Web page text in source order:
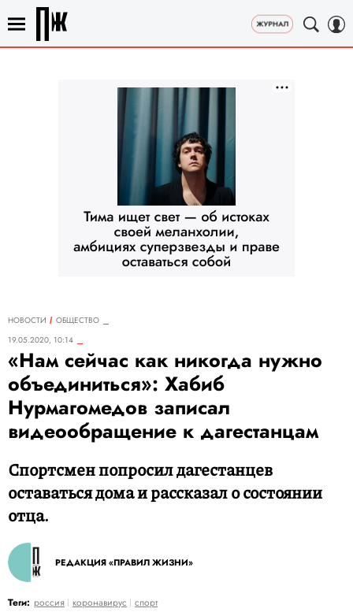
НОВОСТИ
ОБЩЕСТВО
19.05.2020, 10:14
«Нам сейчас как никогда нужно
объединиться»: Хабиб
Нурмагомедов записал
видеообращение к дагестанцам
Спортсмен попросил дагестанцев
оставаться дома и рассказал о состоянии
отца.
РЕДАКЦИЯ «ПРАВИЛ ЖИЗНИ»
Теги: россия коронавирус спорт